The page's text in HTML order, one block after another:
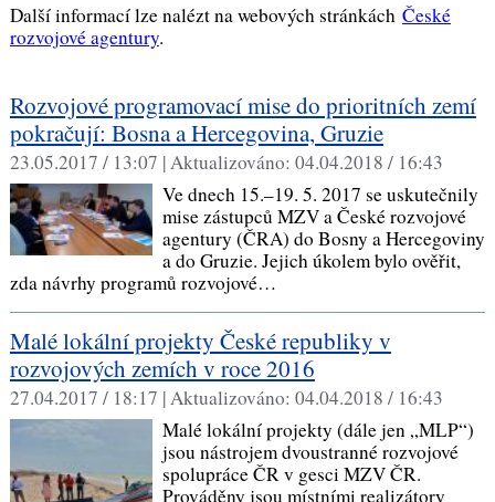
Další informací lze nalézt na webových stránkách České
rozvojové agentury.
Rozvojové programovací mise do prioritních zemí
pokračují: Bosna a Hercegovina, Gruzie
23.05.2017 / 13:07 |Aktualizováno: 04.04.2018 / 16:43
Ve dnech 15.–19. 5. 2017 se uskutečnily
mise zástupců MZV a České rozvojové
agentury (ČRA) do Bosny a Hercegoviny
a do Gruzie. Jejich úkolem bylo ověřit,
zda návrhy programů rozvojové…
Malé lokální projekty České republiky v
rozvojových zemích v roce 2016
27.04.2017 / 18:17 |Aktualizováno: 04.04.2018 / 16:43
Malé lokální projekty (dále jen „MLP“)
jsou nástrojem dvoustranné rozvojové
spolupráce ČR v gesci MZV ČR.
Prováděny jsou místními realizátory